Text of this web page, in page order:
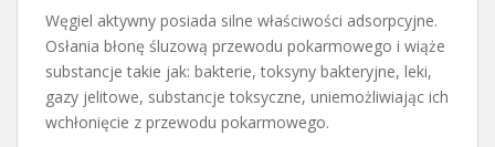
Węgiel aktywny posiada silne właściwości adsorpcyjne.
Osłania błonę śluzową przewodu pokarmowego i wiąże
substancje takie jak: bakterie, toksyny bakteryjne, leki,
gazy jelitowe, substancje toksyczne, uniemożliwiając ich
wchłonięcie z przewodu pokarmowego.